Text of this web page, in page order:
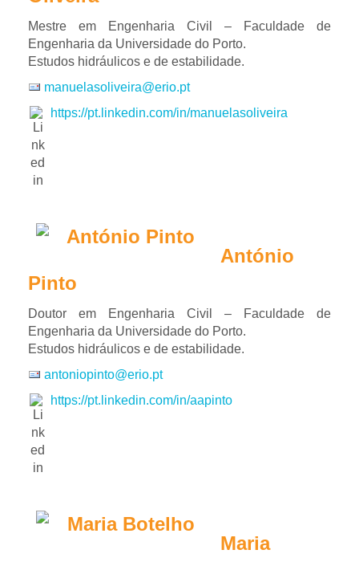
Mestre em Engenharia Civil – Faculdade de
Engenharia da Universidade do Porto.
Estudos hidráulicos e de estabilidade.
manuelasoliveira@erio.pt
https://pt.linkedin.com/in/manuelasoliveira
António
Pinto
Doutor em Engenharia Civil – Faculdade de
Engenharia da Universidade do Porto.
Estudos hidráulicos e de estabilidade.
antoniopinto@erio.pt
https://pt.linkedin.com/in/aapinto
Maria